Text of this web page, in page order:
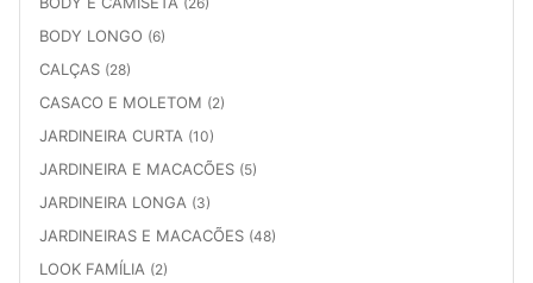
BODY LONGO (6)
CALÇAS (28)
CASACO E MOLETOM (2)
JARDINEIRA CURTA (10)
JARDINEIRA E MACACÕES (5)
JARDINEIRA LONGA (3)
JARDINEIRAS E MACACÕES (48)
LOOK FAMÍLIA (2)